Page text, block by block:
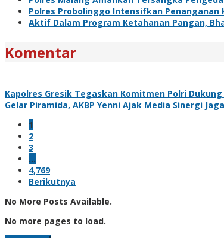
Polres Probolinggo Intensifkan Penanganan
Aktif Dalam Program Ketahanan Pangan,
Komentar
Kapolres Gresik Tegaskan Komitmen Polri
Gelar Piramida, AKBP Yenni Ajak Media Sinergi
1
2
3
…
4,769
Berikutnya
No More Posts Available.
No more pages to load.